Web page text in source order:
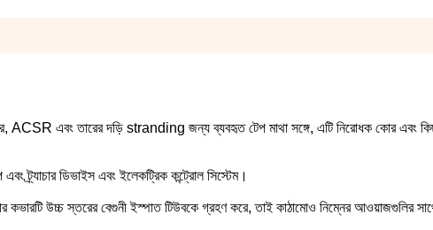
ACSR এবং তারের দড়ি stranding জন্য ব্যবহৃত টেপ মাথা সঙ্গে, এটি নিরোধক কোর এবং
ট্র্যাচার ডিভাইস এবং ইলেকট্রিক কন্ট্রোল সিস্টেম।
কভারটি উচ্চ স্তরের বেগুনী ইস্পাত টিউবকে গ্রহণ করে, তাই কাঠামোও নিম্নের আওয়াজগুলির